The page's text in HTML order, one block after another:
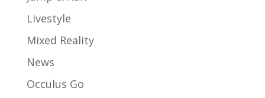
Livestyle
Mixed Reality
News
Occulus Go